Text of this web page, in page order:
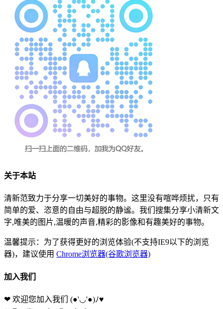
关于本站
清新范致力于分享一切美好的事物。这里没有喧哗烦扰，只有
简单的爱、恣意的自由与超脱的静谧。我们搜集分享小清新文
字,唯美的图片,温暖的声音,精彩的影像和有趣美好的事物。
温馨提示：为了获得更好的浏览体验(不支持IE9以下的浏览
器)，建议使用 Chrome浏览器(谷歌浏览器)
加入我们
❤ 欢迎您加入我们 (●'◡'●)ﾉ♥